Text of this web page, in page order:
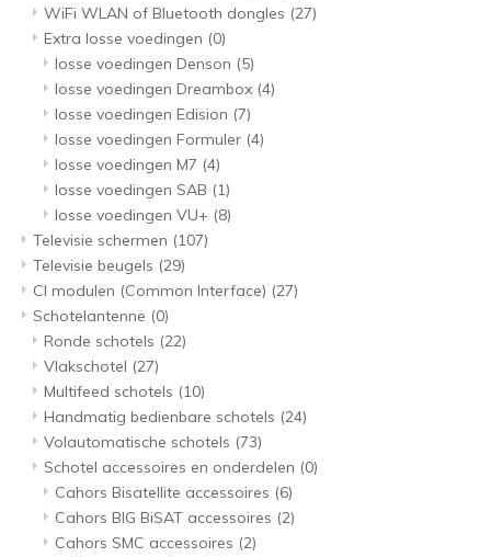
WiFi WLAN of Bluetooth dongles (27)
Extra losse voedingen (0)
losse voedingen Denson (5)
losse voedingen Dreambox (4)
losse voedingen Edision (7)
losse voedingen Formuler (4)
losse voedingen M7 (4)
losse voedingen SAB (1)
losse voedingen VU+ (8)
Televisie schermen (107)
Televisie beugels (29)
CI modulen (Common Interface) (27)
Schotelantenne (0)
Ronde schotels (22)
Vlakschotel (27)
Multifeed schotels (10)
Handmatig bedienbare schotels (24)
Volautomatische schotels (73)
Schotel accessoires en onderdelen (0)
Cahors Bisatellite accessoires (6)
Cahors BIG BiSAT accessoires (2)
Cahors SMC accessoires (2)